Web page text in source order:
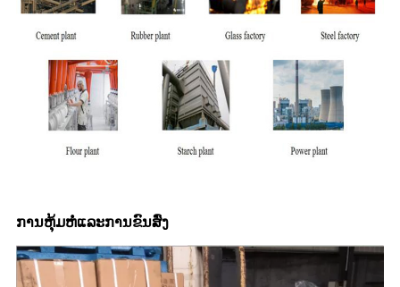
ການຫຸ້ມຫໍ່ແລະການຂົນສົ່ງ